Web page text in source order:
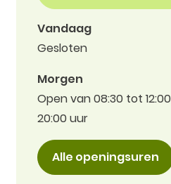
Vandaag
Gesloten
Morgen
Open van08:30 tot 12:00
20:00uur
Alle openingsuren